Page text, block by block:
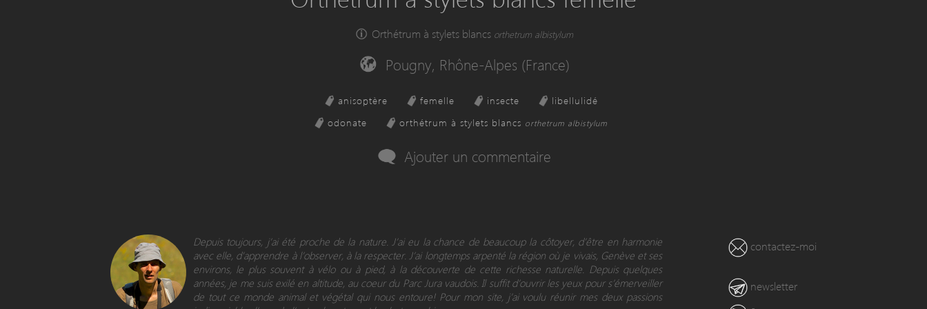
Orthétrum à stylets blancs orthetrum albistylum
Pougny, Rhône-Alpes (France)
anisoptère femelle insecte
libellulidé
odonate
orthétrum à stylets blancs orthetrum albistylum
Ajouter un commentaire
Depuis toujours, j’ai été proche de la nature. J’ai eu la chance de beaucoup la côtoyer, d’être en harmonie
avec elle, d'apprendre à l’observer, à la respecter. J’ai longtemps arpenté la région où je vivais, Genève et ses
environs, le plus souvent à vélo ou à pied, à la découverte de cette richesse naturelle. Depuis quelques
années, je me suis exilé en altitude, au coeur du Parc Jura vaudois. Il suffit d’ouvrir les yeux pour s’émerveiller
de tout ce monde animal et végétal qui nous entoure! Pour mon site, j’ai voulu réunir mes deux passions
contactez-moi
newsletter